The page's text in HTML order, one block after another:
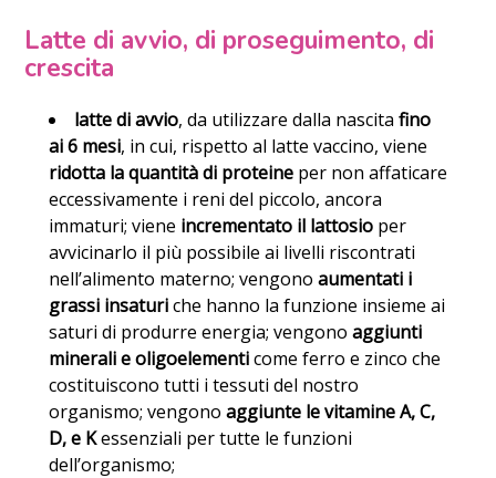
Latte di avvio, di proseguimento, di
crescita
latte di avvio, da utilizzare dalla nascita fino
ai 6 mesi, in cui, rispetto al latte vaccino, viene
ridotta la quantità di proteineper non affaticare
eccessivamente i reni del piccolo, ancora
immaturi; viene incrementato il lattosioper
avvicinarlo il più possibile ai livelli riscontrati
nell’alimento materno; vengono aumentati i
grassi insaturiche hanno la funzione insieme ai
saturi di produrre energia; vengono aggiunti
minerali e oligoelementicome ferro e zinco che
costituiscono tutti i tessuti del nostro
organismo; vengono aggiunte le vitamine A, C,
D, e Kessenziali per tutte le funzioni
dell’organismo;